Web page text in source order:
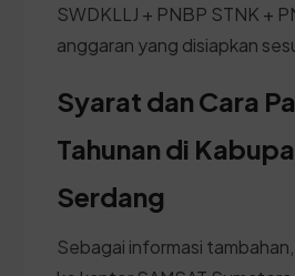
SWDKLLJ + PNBP STNK +
anggaran yang disiapkan
Syarat dan Cara
Tahunan di
Serdang
Sebagai informasi